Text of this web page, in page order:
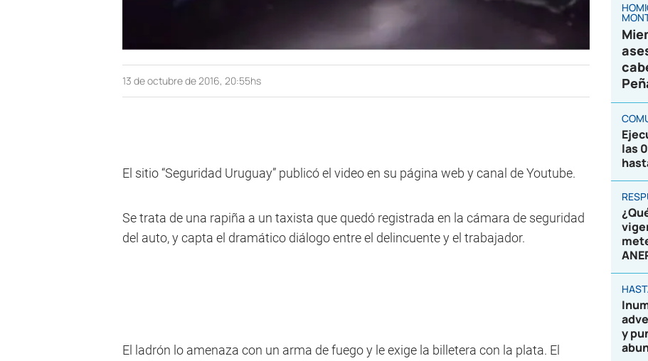
13 de octubre de 2016, 20:55hs
El sitio “Seguridad Uruguay” publicó el video en su página web y canal de Youtube.
Se trata de una rapiña a un taxista que quedó registrada en la cámara de seguridad
del auto, y capta el dramático diálogo entre el delincuente y el trabajador.
El ladrón lo amenaza con un arma de fuego y le exige la billetera con la plata. El
las
y